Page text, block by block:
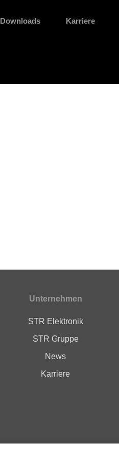
Downloads Karriere
Unternehmen
STR Elektronik
STR Gruppe
News
Karriere